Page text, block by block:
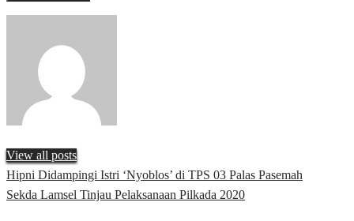
View all posts
Navigasi
Previous
Post
Hipni Didampingi Istri ‘Nyoblos’ di TPS 03 Palas Pasemah
Next
Sekda Lamsel Tinjau Pelaksanaan Pilkada 2020